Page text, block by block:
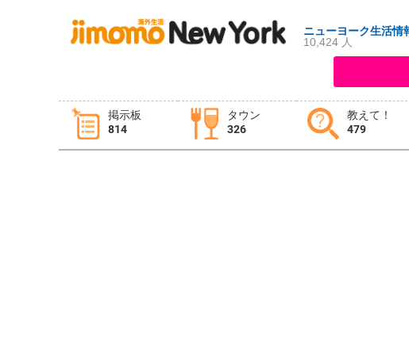
ニューヨーク生活情
10,424 人
掲示板
814
タウン
326
教えて！
479
タウン情報